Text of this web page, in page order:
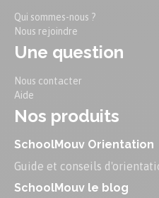
Qui sommes-nous ?
Nous rejoindre
Une question
Nous contacter
Aide
Nos produits
SchoolMouv Orientation
Guide et conseils
SchoolMouv le blog